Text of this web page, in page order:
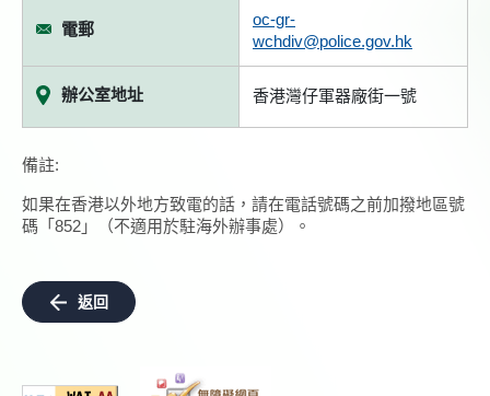
電郵
oc-gr-
wchdiv@police.gov.hk
辦公室地址 香港灣仔軍器廠街一號
備註:
如果在香港以外地方致電的話，請在電話號碼之前加撥地區號
碼「852」（不適用於駐海外辦事處）。
返回